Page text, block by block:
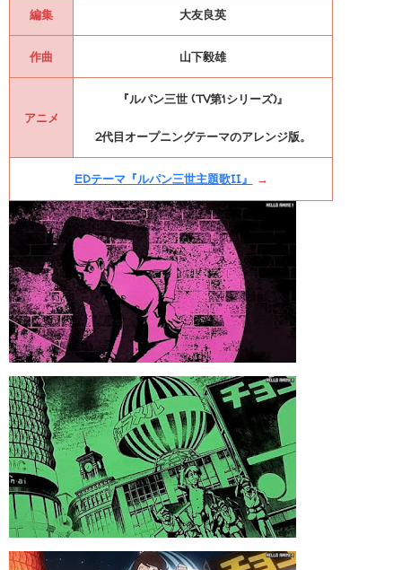
編集 大友良英
作曲 山下毅雄
アニメ
『ルパン三世 (TV第1シリーズ)』
2代目オープニングテーマのアレンジ版。
EDテーマ『ルパン三世主題歌II』 →